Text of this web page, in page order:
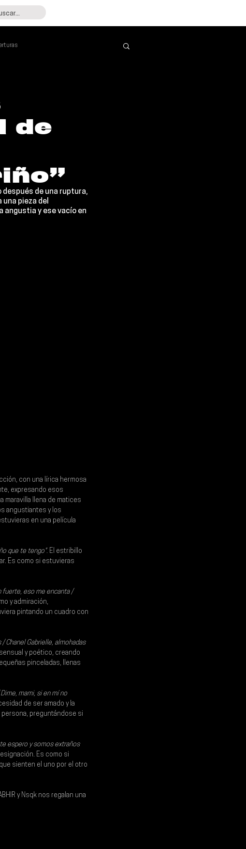
de
después de una ruptura,
pieza del
angustia y ese vacío en
con una lírica hermosa
expresando esos
maravilla llena de matices
angustiantes y los
en una película
que te tengo". El estribillo
Es como si estuvieras
fuerte, eso me encanta /
y admiración,
pintando un cuadro con
Chanel Gabrielle, almohadas
y poético, creando
pinceladas, llenas
mami, si en mí no
de ser amado y la
preguntándose si
espero y somos extraños
Es como si
sienten el uno por el otro
y Nsqk nos regalan una